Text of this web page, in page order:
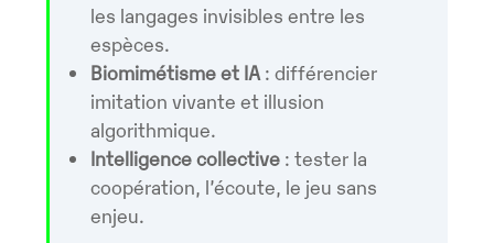
les langages invisibles entre les
espèces.
Biomimétisme et IA : différencier
imitation vivante et illusion
algorithmique.
Intelligence collective : tester la
coopération, l’écoute, le jeu sans
enjeu.